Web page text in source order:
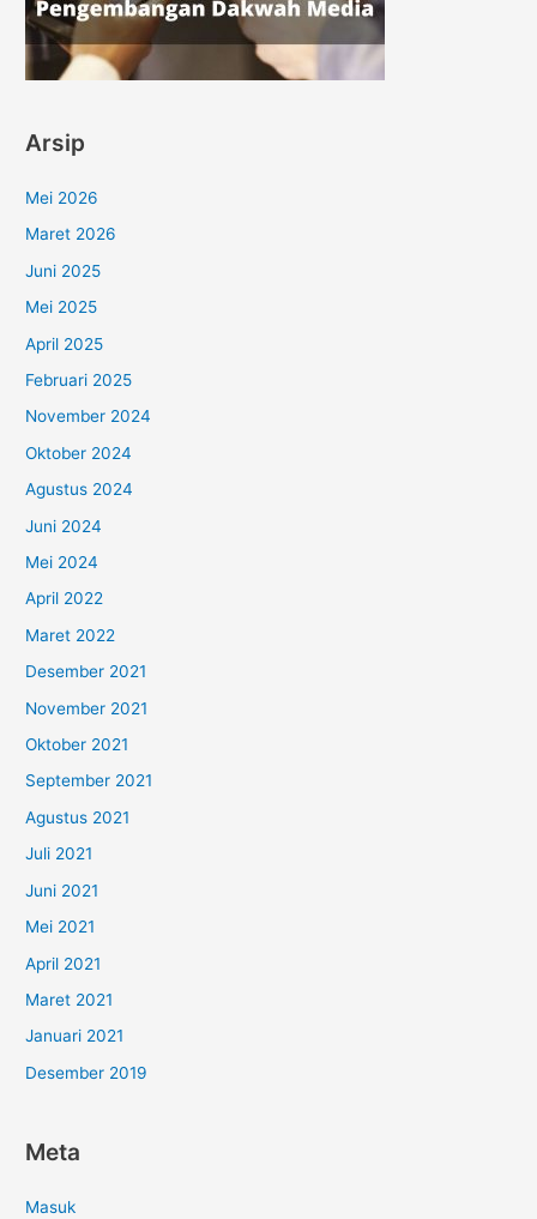
Arsip
Mei 2026
Maret 2026
Juni 2025
Mei 2025
April 2025
Februari 2025
November 2024
Oktober 2024
Agustus 2024
Juni 2024
Mei 2024
April 2022
Maret 2022
Desember 2021
November 2021
Oktober 2021
September 2021
Agustus 2021
Juli 2021
Juni 2021
Mei 2021
April 2021
Maret 2021
Januari 2021
Desember 2019
Meta
Masuk